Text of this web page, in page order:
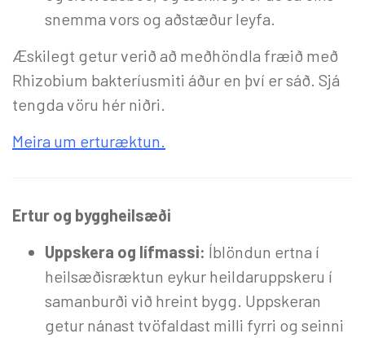
snemma vors og aðstæður leyfa.
Æskilegt getur verið að meðhöndla fræið með
Rhizobium bakteríusmiti áður en því er sáð. Sjá
tengda vöru hér niðri.
Meira um erturæktun.
Ertur og byggheilsæði
Uppskera og lífmassi: Íblöndun ertna í
heilsæðisræktun eykur heildaruppskeru í
samanburði við hreint bygg. Uppskeran
getur nánast tvöfaldast milli fyrri og seinni